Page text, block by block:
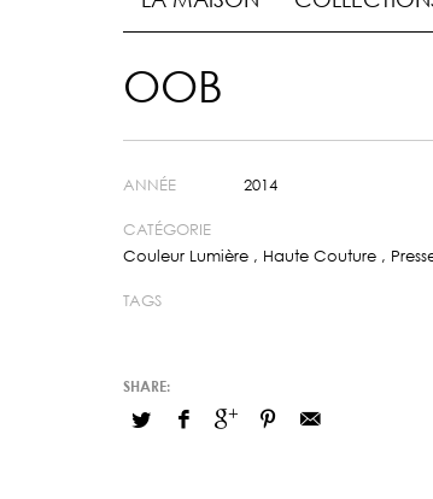
OOB
ANNÉE 2014
CATÉGORIE
Couleur Lumière , Haute Couture ,
TAGS